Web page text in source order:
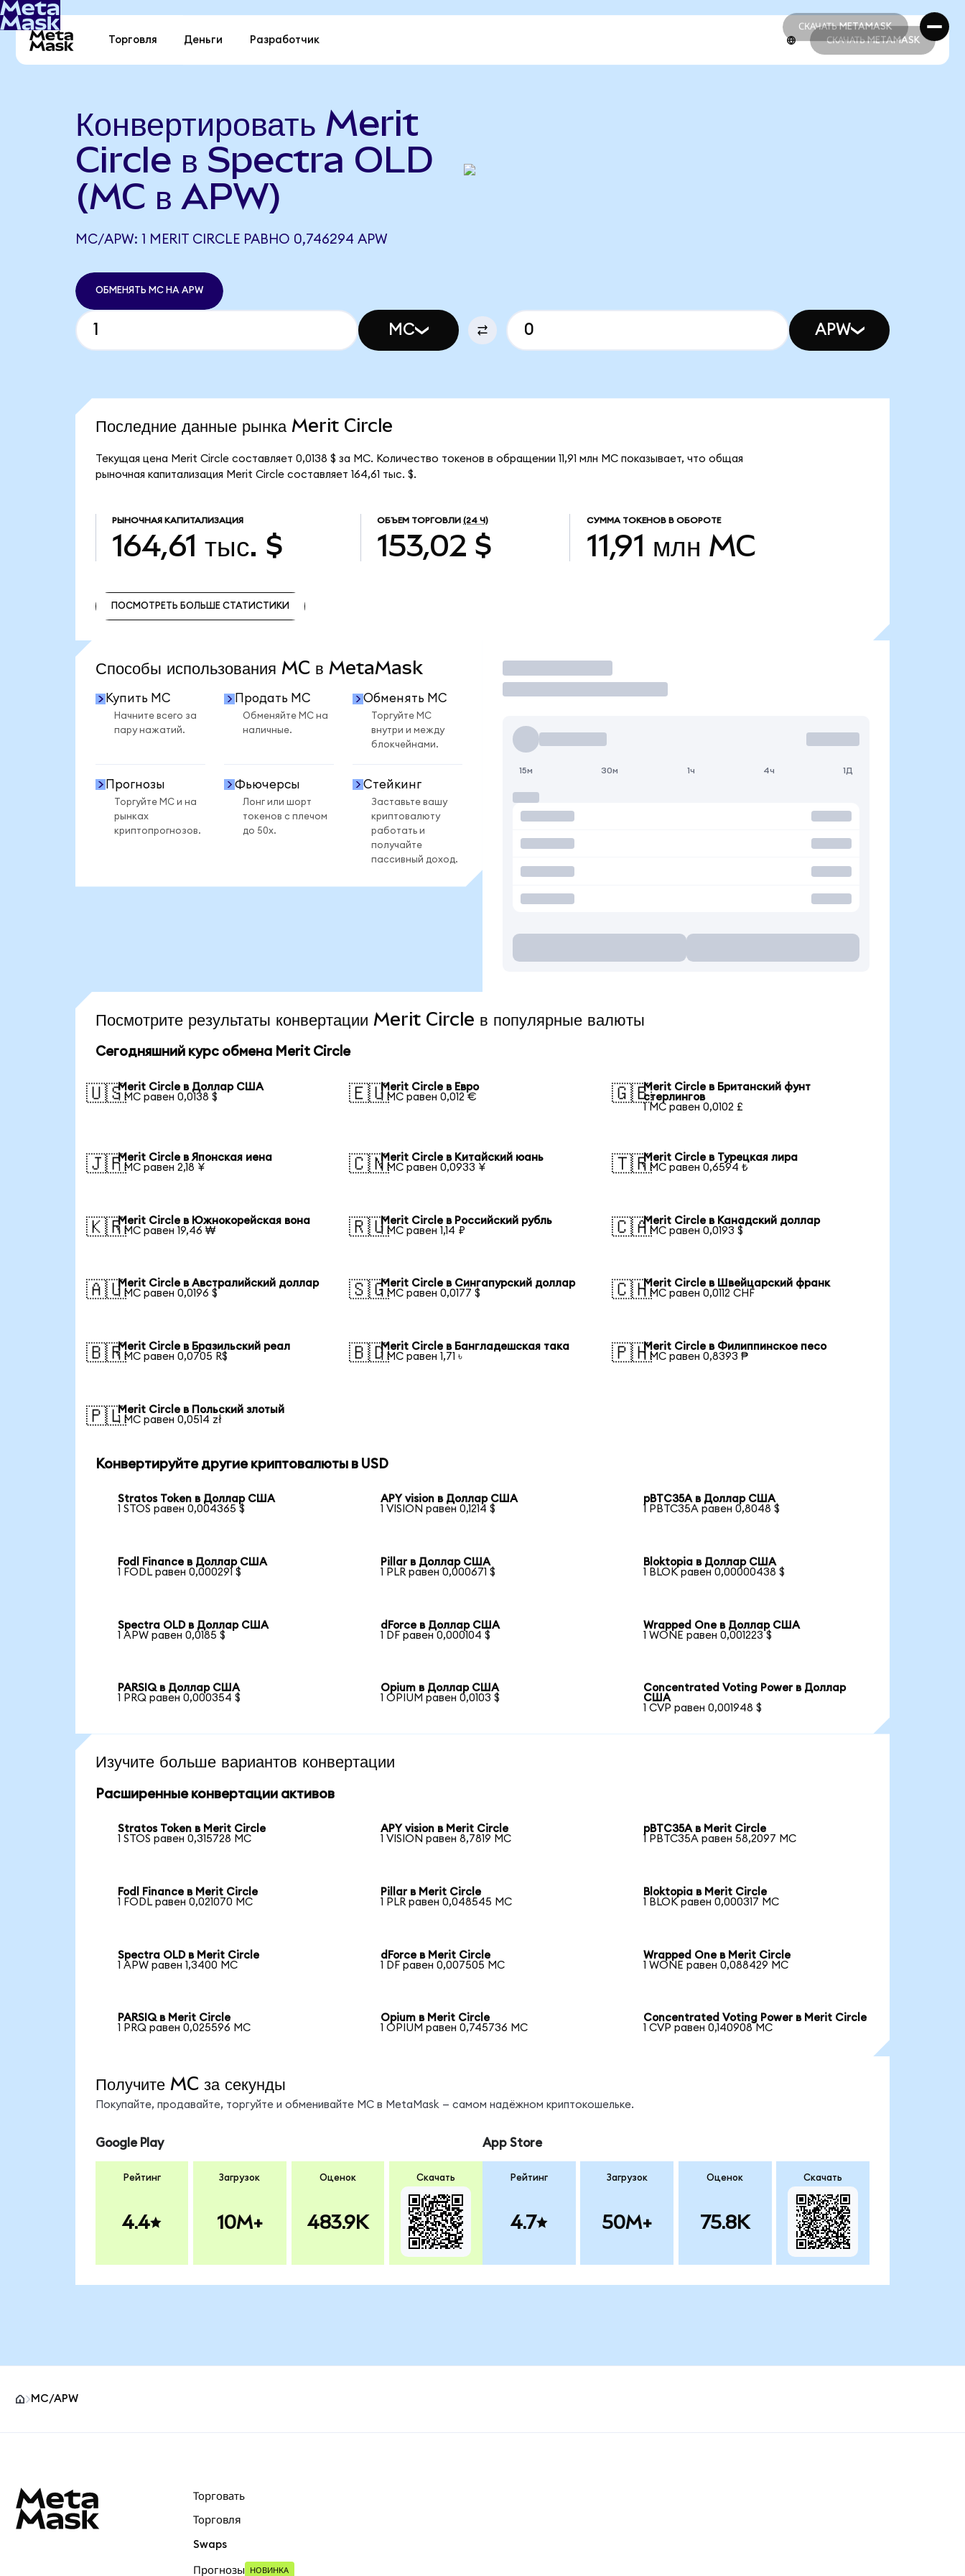
СКАЧАТЬ METAMASK
СКАЧАТЬ METAMASK
Торговля Деньги Разработчик СКАЧАТЬ METAMASK
Конвертировать Merit
Circle в Spectra OLD
(MC в APW)
MC/APW: 1 MERIT CIRCLE РАВНО 0,746294 APW
ОБМЕНЯТЬ MC НА APW
MC APW
Последние данные рынка Merit Circle
Текущая цена Merit Circle составляет 0,0138 $ за MC. Количество токенов в обращении 11,91 млн MC показывает, что общая
рыночная капитализация Merit Circle составляет 164,61 тыс. $.
РЫНОЧНАЯ КАПИТАЛИЗАЦИЯ
164,61 тыс. $
ОБЪЕМ ТОРГОВЛИ (24 Ч)
153,02 $
СУММА ТОКЕНОВ В ОБОРОТЕ
11,91 млн MC
ПОСМОТРЕТЬ БОЛЬШЕ СТАТИСТИКИ
Способы использования MC в MetaMask
Купить MC
Начните всего за
пару нажатий.
Продать MC
Обменяйте MC на
наличные.
Обменять MC
Торгуйте MC
внутри и между
блокчейнами.
Прогнозы
Торгуйте MC и на
рынках
криптопрогнозов.
Фьючерсы
Лонг или шорт
токенов с плечом
до 50x.
Стейкинг
Заставьте вашу
криптовалюту
работать и
получайте
пассивный доход.
Торговать
15м 30м 1ч 4ч 1Д
Посмотрите результаты конвертации Merit Circle в популярные валюты
Сегодняшний курс обмена Merit Circle
🇺🇸Merit Circle в Доллар США
1 MC равен 0,0138 $
🇪🇺Merit Circle в Евро
1 MC равен 0,012 €
🇬🇧Merit Circle в Британский фунт
стерлингов
1 MC равен 0,0102 £
🇯🇵Merit Circle в Японская иена
1 MC равен 2,18 ¥
🇨🇳Merit Circle в Китайский юань
1 MC равен 0,0933 ¥
🇹🇷Merit Circle в Турецкая лира
1 MC равен 0,6594 ₺
🇰🇷Merit Circle в Южнокорейская вона
1 MC равен 19,46 ₩
🇷🇺Merit Circle в Российский рубль
1 MC равен 1,14 ₽
🇨🇦Merit Circle в Канадский доллар
1 MC равен 0,0193 $
🇦🇺Merit Circle в Австралийский доллар
1 MC равен 0,0196 $
🇸🇬Merit Circle в Сингапурский доллар
1 MC равен 0,0177 $
🇨🇭Merit Circle в Швейцарский франк
1 MC равен 0,0112 CHF
🇧🇷Merit Circle в Бразильский реал
1 MC равен 0,0705 R$
🇧🇩Merit Circle в Бангладешская така
1 MC равен 1,71 ৳
🇵🇭Merit Circle в Филиппинское песо
1 MC равен 0,8393 ₱
🇵🇱Merit Circle в Польский злотый
1 MC равен 0,0514 zł
Конвертируйте другие криптовалюты в USD
Stratos Token в Доллар США
1 STOS равен 0,004365 $
APY vision в Доллар США
1 VISION равен 0,1214 $
pBTC35A в Доллар США
1 PBTC35A равен 0,8048 $
Fodl Finance в Доллар США
1 FODL равен 0,000291 $
Pillar в Доллар США
1 PLR равен 0,000671 $
Bloktopia в Доллар США
1 BLOK равен 0,00000438 $
Spectra OLD в Доллар США
1 APW равен 0,0185 $
dForce в Доллар США
1 DF равен 0,000104 $
Wrapped One в Доллар США
1 WONE равен 0,001223 $
PARSIQ в Доллар США
1 PRQ равен 0,000354 $
Opium в Доллар США
1 OPIUM равен 0,0103 $
Concentrated Voting Power в Доллар
США
1 CVP равен 0,001948 $
Изучите больше вариантов конвертации
Расширенные конвертации активов
Stratos Token в Merit Circle
1 STOS равен 0,315728 MC
APY vision в Merit Circle
1 VISION равен 8,7819 MC
pBTC35A в Merit Circle
1 PBTC35A равен 58,2097 MC
Fodl Finance в Merit Circle
1 FODL равен 0,021070 MC
Pillar в Merit Circle
1 PLR равен 0,048545 MC
Bloktopia в Merit Circle
1 BLOK равен 0,000317 MC
Spectra OLD в Merit Circle
1 APW равен 1,3400 MC
dForce в Merit Circle
1 DF равен 0,007505 MC
Wrapped One в Merit Circle
1 WONE равен 0,088429 MC
PARSIQ в Merit Circle
1 PRQ равен 0,025596 MC
Opium в Merit Circle
1 OPIUM равен 0,745736 MC
Concentrated Voting Power в Merit Circle
1 CVP равен 0,140908 MC
Получите MC за секунды
Покупайте, продавайте, торгуйте и обменивайте MC в MetaMask — самом надёжном криптокошельке.
Google Play
Рейтинг
4.4
Загрузок
10M+
Оценок
483.9K
Скачать
App Store
Рейтинг
4.7
Загрузок
50M+
Оценок
75.8K
Скачать
MC/APW
Торговать
Торговля
Swaps
Прогнозы НОВИНКА